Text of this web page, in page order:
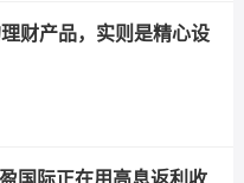
财产品，实则是精心设